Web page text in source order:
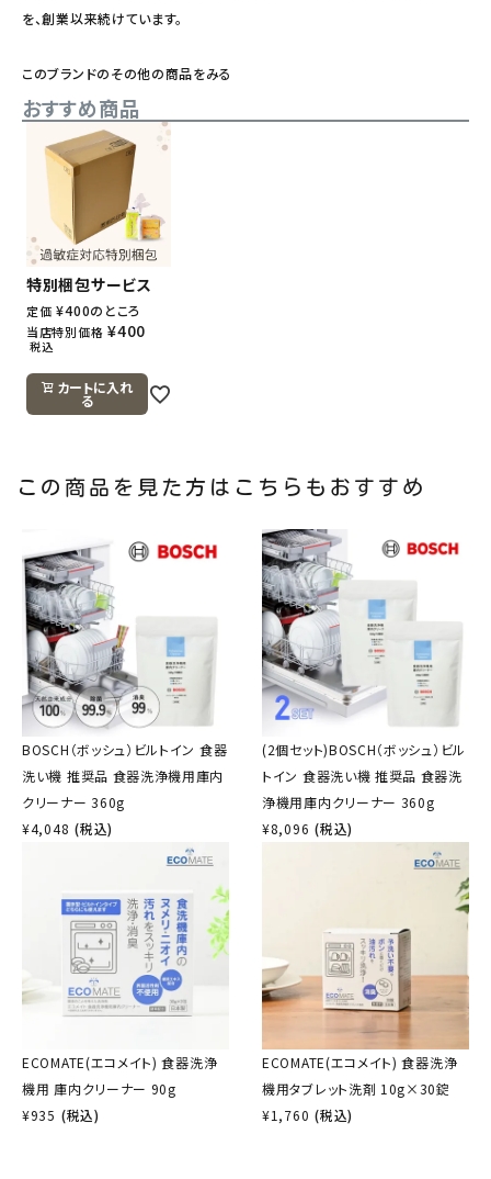
を、創業以来続けています。
このブランドのその他の商品をみる
おすすめ商品
特別梱包サービス
定価 ¥400のところ
当店特別価格 ¥400
税込
カートに入れ
る
この商品を見た方はこちらもおすすめ
BOSCH（ボッシュ）ビルトイン 食器
洗い機 推奨品 食器洗浄機用庫内
クリーナー 360g
¥4,048 (税込)
(2個セット)BOSCH（ボッシュ）ビル
トイン 食器洗い機 推奨品 食器洗
浄機用庫内クリーナー 360g
¥8,096 (税込)
ECOMATE(エコメイト) 食器洗浄
機用 庫内クリーナー 90g
¥935 (税込)
ECOMATE(エコメイト) 食器洗浄
機用タブレット洗剤 10g×30錠
¥1,760 (税込)